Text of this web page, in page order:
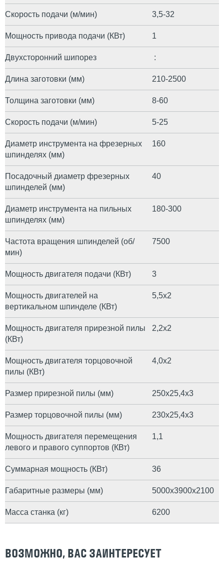
Скорость подачи (м/мин) 3,5-32
Мощность привода подачи (КВт) 1
Двухсторонний шипорез :
Длина заготовки (мм) 210-2500
Толщина заготовки (мм) 8-60
Скорость подачи (м/мин) 5-25
Диаметр инструмента на фрезерных
шпинделях (мм)
160
Посадочный диаметр фрезерных
шпинделей (мм)
40
Диаметр инструмента на пильных
шпинделях (мм)
180-300
Частота вращения шпинделей (об/
мин)
7500
Мощность двигателя подачи (КВт) 3
Мощность двигателей на
вертикальном шпинделе (КВт)
5,5х2
Мощность двигателя прирезной пилы
(КВт)
2,2х2
Мощность двигателя торцовочной
пилы (КВт)
4,0х2
Размер прирезной пилы (мм) 250х25,4х3
Размер торцовочной пилы (мм) 230х25,4х3
Мощность двигателя перемещения
левого и правого суппортов (КВт)
1,1
Суммарная мощность (КВт) 36
Габаритные размеры (мм) 5000х3900х2100
Масса станка (кг) 6200
ВОЗМОЖНО, ВАС ЗАИНТЕРЕСУЕТ